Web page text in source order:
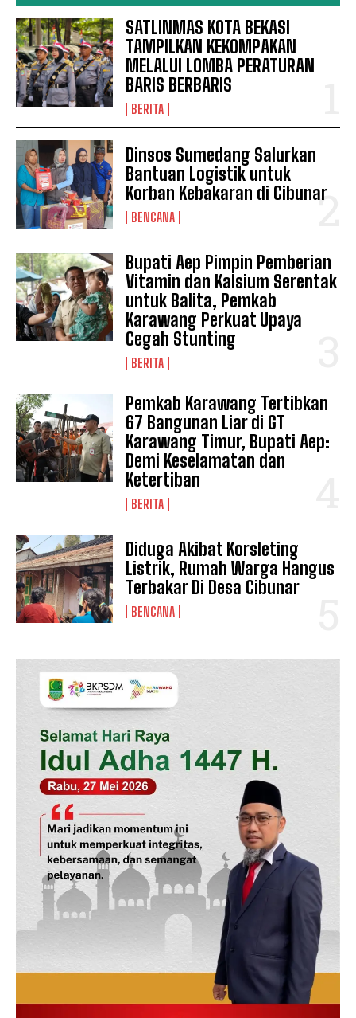
SATLINMAS KOTA BEKASI
TAMPILKAN KEKOMPAKAN
MELALUI LOMBA PERATURAN
BARIS BERBARIS
BERITA
Dinsos Sumedang Salurkan
Bantuan Logistik untuk
Korban Kebakaran di Cibunar
BENCANA
Bupati Aep Pimpin Pemberian
Vitamin dan Kalsium Serentak
untuk Balita, Pemkab
Karawang Perkuat Upaya
Cegah Stunting
BERITA
Pemkab Karawang Tertibkan
67 Bangunan Liar di GT
Karawang Timur, Bupati Aep:
Demi Keselamatan dan
Ketertiban
BERITA
Diduga Akibat Korsleting
Listrik, Rumah Warga Hangus
Terbakar Di Desa Cibunar
BENCANA